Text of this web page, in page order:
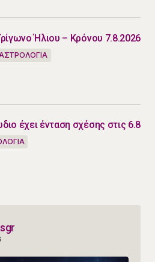
Ήλιου – Κρόνου 7.8.2026
έχει ένταση σχέσης στις 6.8